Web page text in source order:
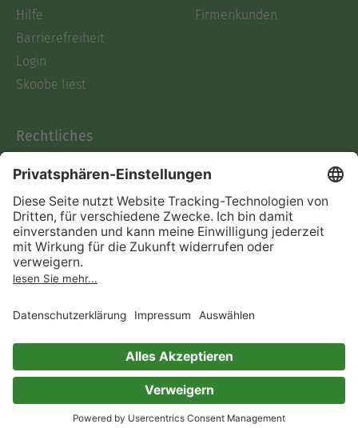
Hilfe
Barrierefreiheit
Login
Skoobe liest
Firmenkunden
Rechtliches
AGB
Informationen nach Data
Act
Verträge hier kündigen
Impressum
Immer ein gutes Buch